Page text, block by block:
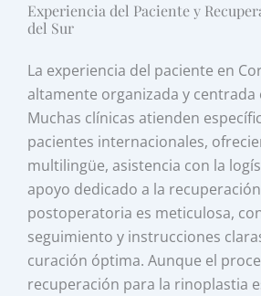
Experiencia del Paciente y
del Sur
La experiencia del paciente en
altamente organizada y centrada
Muchas clínicas atienden
pacientes internacionales,
multilingüe, asistencia con la
apoyo dedicado a la
postoperatoria es meticulosa,
seguimiento y instrucciones
curación óptima. Aunque el
recuperación para la rinoplastia